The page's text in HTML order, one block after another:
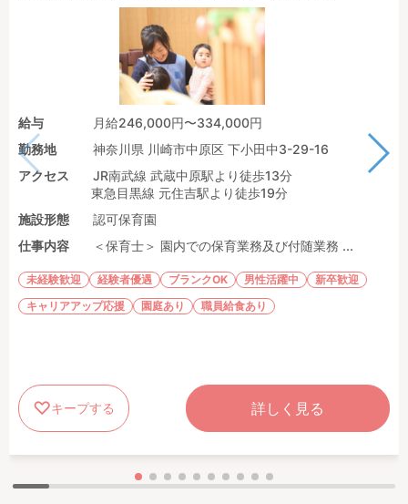
給与
月給246,000円〜334,000円
勤務地
神奈川県 川崎市中原区 下小田中3-29-16
アクセス
JR南武線 武蔵中原駅より徒歩13分
東急目黒線 元住吉駅より徒歩19分
施設形態
認可保育園
仕事内容
＜保育士＞ 園内での保育業務及び付随業務 ...
未経験歓迎 経験者優遇 ブランクOK 男性活躍中
新卒歓迎
キャリアアップ応援
園庭あり 職員給食あり
キープする 詳しく見る